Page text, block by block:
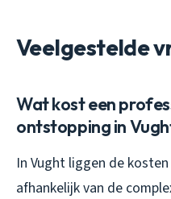
Veelgestelde
Wat kost een
ontstopping in
In Vught liggen de
afhankelijk van de